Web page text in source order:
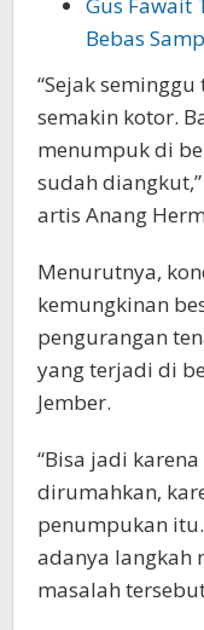
Bebas
“Sejak
semakin kotor.
menumpuk di
sudah
artis Anang
Menurutnya,
kemungkinan
pengurangan
yang terjadi di
Jember.
“Bisa jadi
dirumahkan,
penumpukan
adanya langkah
masalah